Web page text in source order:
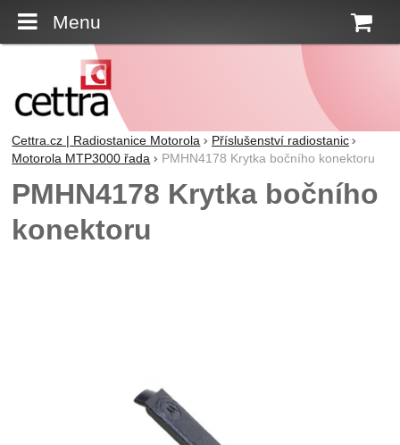
Menu
Cettra.cz | Radiostanice Motorola
Příslušenství radiostanic
Motorola MTP3000 řada
PMHN4178 Krytka bočního konektoru
PMHN4178 Krytka bočního
konektoru